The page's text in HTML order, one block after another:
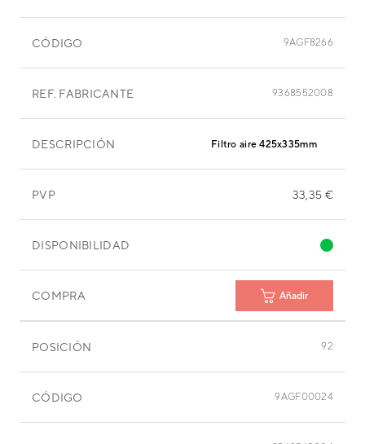
CÓDIGO 9AGF8266
REF. FABRICANTE 9368552008
DESCRIPCIÓN Filtro aire 425x335mm
PVP 33,35 €
DISPONIBILIDAD
COMPRA Añadir
POSICIÓN 92
CÓDIGO 9AGF00024